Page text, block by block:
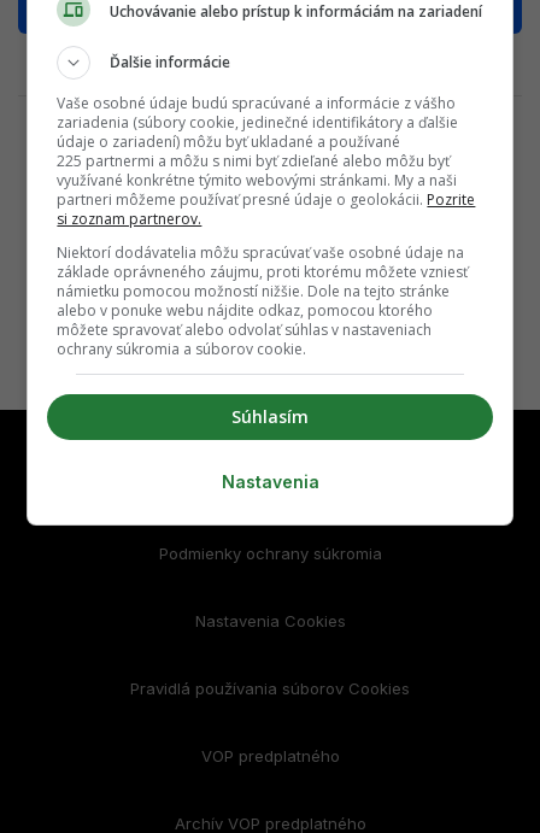
ALEBO POKRAČOVAŤ S
používaniaaVšeobecnými obchodnými podmienkami
Podmienky používania
Podmienky ochrany súkromia
Nastavenia Cookies
Pravidlá používania súborov Cookies
VOP predplatného
Archív VOP predplatného
Uchovávanie alebo prístup k informáciám na zariadení
Ďalšie informácie
Vaše osobné údaje budú spracúvané a informácie z vášho
zariadenia (súbory cookie, jedinečné identifikátory a ďalšie
údaje o zariadení) môžu byť ukladané a používané
225 partnermi a môžu s nimi byť zdieľané alebo môžu byť
využívané konkrétne týmito webovými stránkami. My a naši
partneri môžeme používať presné údaje o geolokácii. Pozrite
si zoznam partnerov.
Niektorí dodávatelia môžu spracúvať vaše osobné údaje na
základe oprávneného záujmu, proti ktorému môžete vzniesť
námietku pomocou možností nižšie. Dole na tejto stránke
alebo v ponuke webu nájdite odkaz, pomocou ktorého
môžete spravovať alebo odvolať súhlas v nastaveniach
ochrany súkromia a súborov cookie.
Súhlasím
Nastavenia